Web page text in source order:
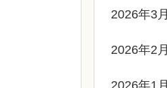
2026年3月
2026年2月
2026年1月